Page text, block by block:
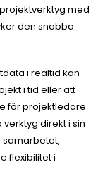
med
den snabba
i realtid kan
i tid eller att
för projektledare
direkt i sin
samarbetet,
flexibilitet i